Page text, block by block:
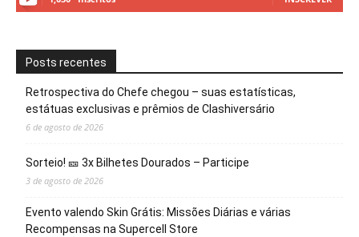
Posts recentes
Retrospectiva do Chefe chegou – suas estatísticas,
estátuas exclusivas e prêmios de Clashiversário
6 de agosto de 2026
Sorteio! 🎫 3x Bilhetes Dourados – Participe
3 de agosto de 2026
Evento valendo Skin Grátis: Missões Diárias e várias
Recompensas na Supercell Store